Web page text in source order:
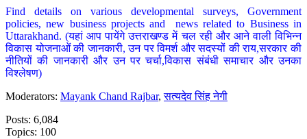
Find details on various developmental surveys, Government
policies, new business projects and news related to Business in
Uttarakhand. (यहां आप पायेंगे उत्तराखण्ड में चल रही और आने वाली विभिन्न
विकास योजनाओं की जानकारी, उन पर विमर्श और सदस्यों की राय,सरकार की
नीतियों की जानकारी और उन पर चर्चा,विकास संबंधी समाचार और उनका
विश्लेषण)
Moderators: Mayank Chand Rajbar,सत्यदेव सिंह नेगी
Posts: 6,084
Topics: 100